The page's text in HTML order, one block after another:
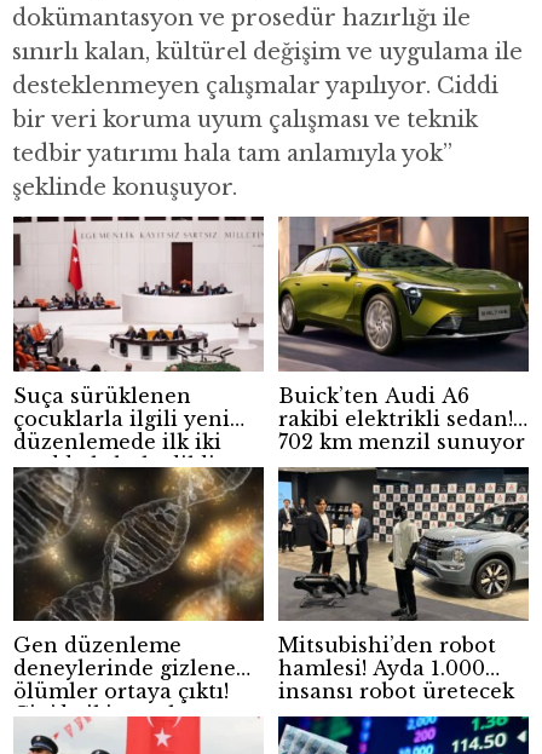
dokümantasyon ve prosedür hazırlığı ile
sınırlı kalan, kültürel değişim ve uygulama ile
desteklenmeyen çalışmalar yapılıyor. Ciddi
bir veri koruma uyum çalışması ve teknik
tedbir yatırımı hala tam anlamıyla yok”
şeklinde konuşuyor.
Suça sürüklenen
çocuklarla ilgili yeni
düzenlemede ilk iki
madde kabul edildi
Buick’ten Audi A6
rakibi elektrikli sedan!
702 km menzil sunuyor
Gen düzenleme
deneylerinde gizlenen
ölümler ortaya çıktı!
Çin’de iki çocuk
hayatını kaybetti
Mitsubishi’den robot
hamlesi! Ayda 1.000
insansı robot üretecek